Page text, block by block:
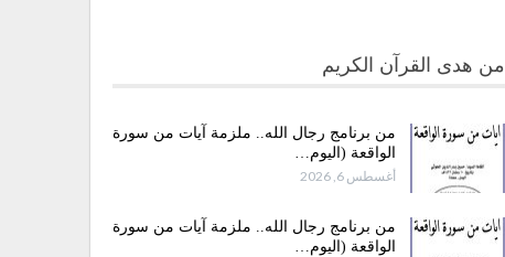
من هدى القرآن الكريم
من برنامج رجال الله.. ملزمة آيات من سورة
الواقعة (اليوم…
أغسطس 6, 2026
من برنامج رجال الله.. ملزمة آيات من سورة
الواقعة (اليوم…